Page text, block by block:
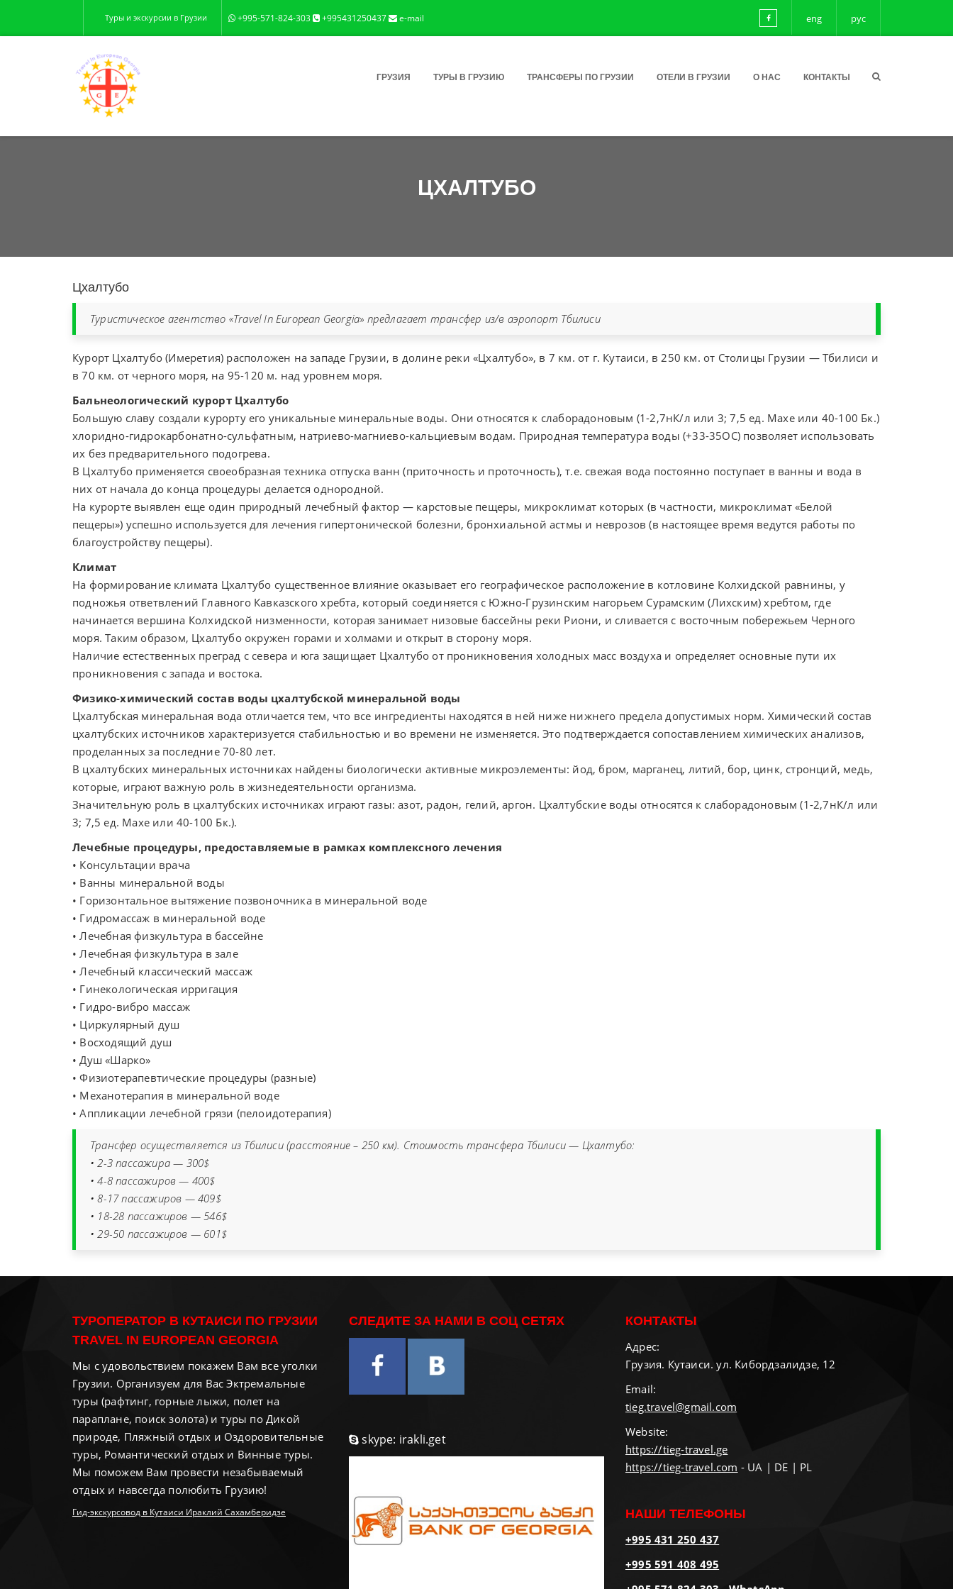
Туры и экскурсии в Грузии +995-571-824-303 +995431250437 e-mail eng рус
ГРУЗИЯ ТУРЫ В ГРУЗИЮ ТРАНСФЕРЫ ПО ГРУЗИИ ОТЕЛИ В ГРУЗИИ О НАС КОНТАКТЫ
ЦХАЛТУБО
Цхалтубо
Туристическое агентство «Travel In European Georgia» предлагает трансфер из/в аэропорт Тбилиси
Курорт Цхалтубо (Имеретия) расположен на западе Грузии, в долине реки «Цхалтубо», в 7 км. от г. Кутаиси, в 250 км. от Столицы Грузии — Тбилиси и
в 70 км. от черного моря, на 95-120 м. над уровнем моря.
Бальнеологический курорт Цхалтубо
Большую славу создали курорту его уникальные минеральные воды. Они относятся к слаборадоновым (1-2,7нК/л или 3; 7,5 ед. Махе или 40-100 Бк.)
хлоридно-гидрокарбонатно-сульфатным, натриево-магниево-кальциевым водам. Природная температура воды (+33-35ОС) позволяет использовать
их без предварительного подогрева.
В Цхалтубо применяется своеобразная техника отпуска ванн (приточность и проточность), т.е. свежая вода постоянно поступает в ванны и вода в
них от начала до конца процедуры делается однородной.
На курорте выявлен еще один природный лечебный фактор — карстовые пещеры, микроклимат которых (в частности, микроклимат «Белой
пещеры») успешно используется для лечения гипертонической болезни, бронхиальной астмы и неврозов (в настоящее время ведутся работы по
благоустройству пещеры).
Климат
На формирование климата Цхалтубо существенное влияние оказывает его географическое расположение в котловине Колхидской равнины, у
подножья ответвлений Главного Кавказского хребта, который соединяется с Южно-Грузинским нагорьем Сурамским (Лихским) хребтом, где
начинается вершина Колхидской низменности, которая занимает низовые бассейны реки Риони, и сливается с восточным побережьем Черного
моря. Таким образом, Цхалтубо окружен горами и холмами и открыт в сторону моря.
Наличие естественных преград с севера и юга защищает Цхалтубо от проникновения холодных масс воздуха и определяет основные пути их
проникновения с запада и востока.
Физико-химический состав воды цхалтубской минеральной воды
Цхалтубская минеральная вода отличается тем, что все ингредиенты находятся в ней ниже нижнего предела допустимых норм. Химический состав
цхалтубских источников характеризуется стабильностью и во времени не изменяется. Это подтверждается сопоставлением химических анализов,
проделанных за последние 70-80 лет.
В цхалтубских минеральных источниках найдены биологически активные микроэлементы: йод, бром, марганец, литий, бор, цинк, стронций, медь,
которые, играют важную роль в жизнедеятельности организма.
Значительную роль в цхалтубских источниках играют газы: азот, радон, гелий, аргон. Цхалтубские воды относятся к слаборадоновым (1-2,7нК/л или
3; 7,5 ед. Махе или 40-100 Бк.).
Лечебные процедуры, предоставляемые в рамках комплексного лечения
• Консультации врача
• Ванны минеральной воды
• Горизонтальное вытяжение позвоночника в минеральной воде
• Гидромассаж в минеральной воде
• Лечебная физкультура в бассейне
• Лечебная физкультура в зале
• Лечебный классический массаж
• Гинекологическая ирригация
• Гидро-вибро массаж
• Циркулярный душ
• Восходящий душ
• Душ «Шарко»
• Физиотерапевтические процедуры (разные)
• Механотерапия в минеральной воде
• Аппликации лечебной грязи (пелоидотерапия)
Трансфер осуществляется из Тбилиси (расстояние – 250 км). Стоимость трансфера Тбилиси — Цхалтубо:
• 2-3 пассажира — 300$
• 4-8 пассажиров — 400$
• 8-17 пассажиров — 409$
• 18-28 пассажиров — 546$
• 29-50 пассажиров — 601$
ТУРОПЕРАТОР В КУТАИСИ ПО ГРУЗИИ
TRAVEL IN EUROPEAN GEORGIA
Мы с удовольствием покажем Вам все уголки
Грузии. Организуем для Вас Эктремальные
туры (рафтинг, горные лыжи, полет на
параплане, поиск золота) и туры по Дикой
природе, Пляжный отдых и Оздоровительные
туры, Романтический отдых и Винные туры.
Мы поможем Вам провести незабываемый
отдых и навсегда полюбить Грузию!
Гид-экскурсовод в Кутаиси Ираклий Сахамберидзе
СЛЕДИТЕ ЗА НАМИ В СОЦ СЕТЯХ
skype: irakli.get
КОНТАКТЫ
Адрес:
Грузия. Кутаиси. ул. Кибордзалидзе, 12
Email:
tieg.travel@gmail.com
Website:
https://tieg-travel.ge
https://tieg-travel.com - UA | DE | PL
НАШИ ТЕЛЕФОНЫ
+995 431 250 437
+995 591 408 495